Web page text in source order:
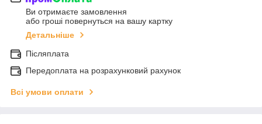
Ви отримаєте замовлення
або гроші повернуться на вашу картку
Детальніше
Післяплата
Передоплата на розрахунковий рахунок
Всі умови оплати